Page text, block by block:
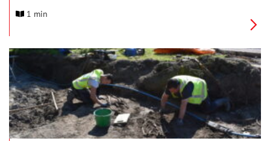
Helstone krijg je in deze tentoonstelling een inkijk in het
1 min